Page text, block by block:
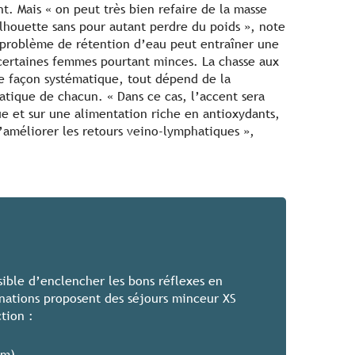
Mais « on peut très bien refaire de la masse
sans pour autant perdre du poids », note
de rétention d’eau peut entraîner une
femmes pourtant minces. La chasse aux
façon systématique, tout dépend de la
de chacun. « Dans ce cas, l’accent sera
et sur une alimentation riche en antioxydants,
les retours veino-lymphatiques »,
d’enclencher les bons réflexes en
proposent des séjours minceur XS
: